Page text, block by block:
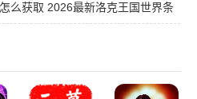
么获取 2026最新洛克王国世界条